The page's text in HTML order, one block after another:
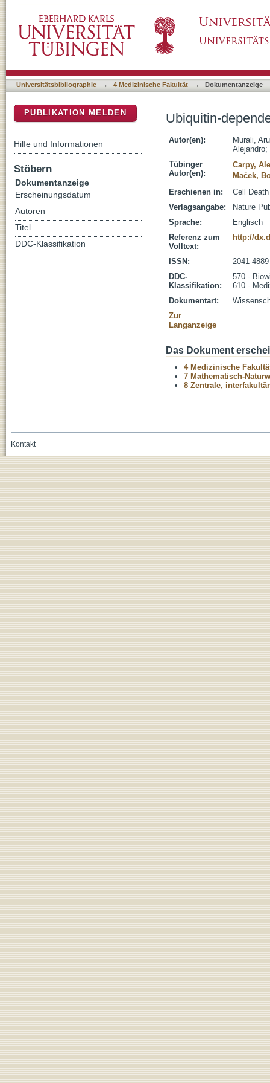
Universitätsbibliographie → 4 Medizinische Fakultät → Dokumentanzeige
Ubiquitin-
Autor(en):
Murali,
Alejandro;
Tübinger
Autor(en):
Carpy,
Maček,
Erschienen in:
Cell
Verlagsangabe:
Nature
Sprache:
Englisch
Referenz zum
Volltext:
http://
ISSN:
2041-4889
DDC-
Klassifikation:
570 -
610 -
Dokumentart:
Zur
Langanzeige
Das Dokument
4 Medizinische
7 Mathematisch-
8 Zentrale,
PUBLIKATION MELDEN
Hilfe und Informationen
Stöbern
Dokumentanzeige
Erscheinungsdatum
Autoren
Titel
DDC-Klassifikation
Kontakt